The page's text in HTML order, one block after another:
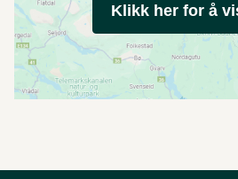
Klikk her for å